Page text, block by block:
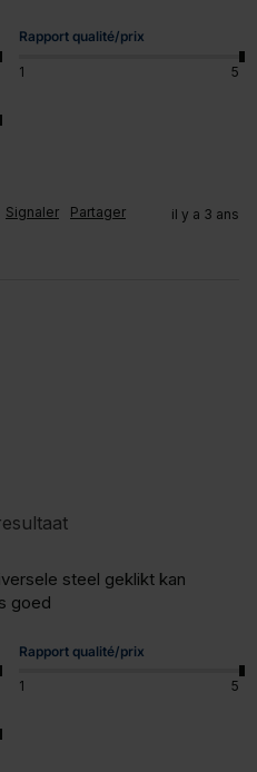
Rapport qualité/prix
1
5
Signaler Partager il y a 3 ans
steel geklikt kan
goed
Rapport qualité/prix
1
5